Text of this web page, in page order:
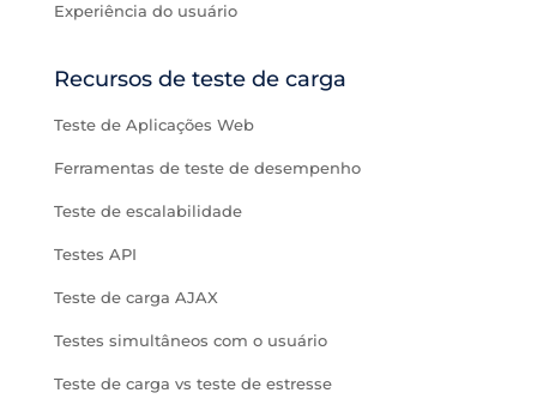
Experiência do usuário
Recursos de teste de carga
Teste de Aplicações Web
Ferramentas de teste de desempenho
Teste de escalabilidade
Testes API
Teste de carga AJAX
Testes simultâneos com o usuário
Teste de carga vs teste de estresse